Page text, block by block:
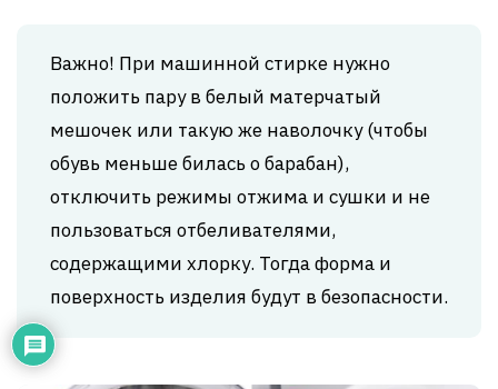
Важно! При машинной стирке нужно
положить пару в белый матерчатый
мешочек или такую же наволочку (чтобы
обувь меньше билась о барабан),
отключить режимы отжима и сушки и не
пользоваться отбеливателями,
содержащими хлорку. Тогда форма и
поверхность изделия будут в безопасности.